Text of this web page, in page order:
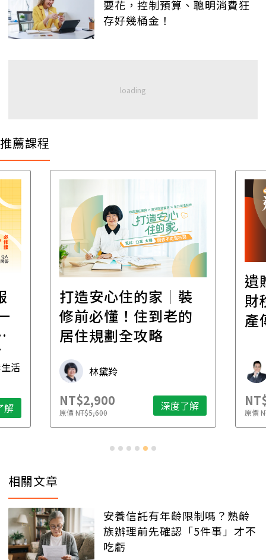
要花，控制預算、聰明消費狂
存好幾桶金！
推薦課程
活
解
打造安心住的家｜裝
修前必懂！住到老的
居住規劃全攻略
林黛羚
NT$2,900
原價NT$5,600 深度了解
遺
財
產
原價
相關文章
安養信託有年齡限制嗎？熟齡
族辦理前先確認「5件事」才不
吃虧